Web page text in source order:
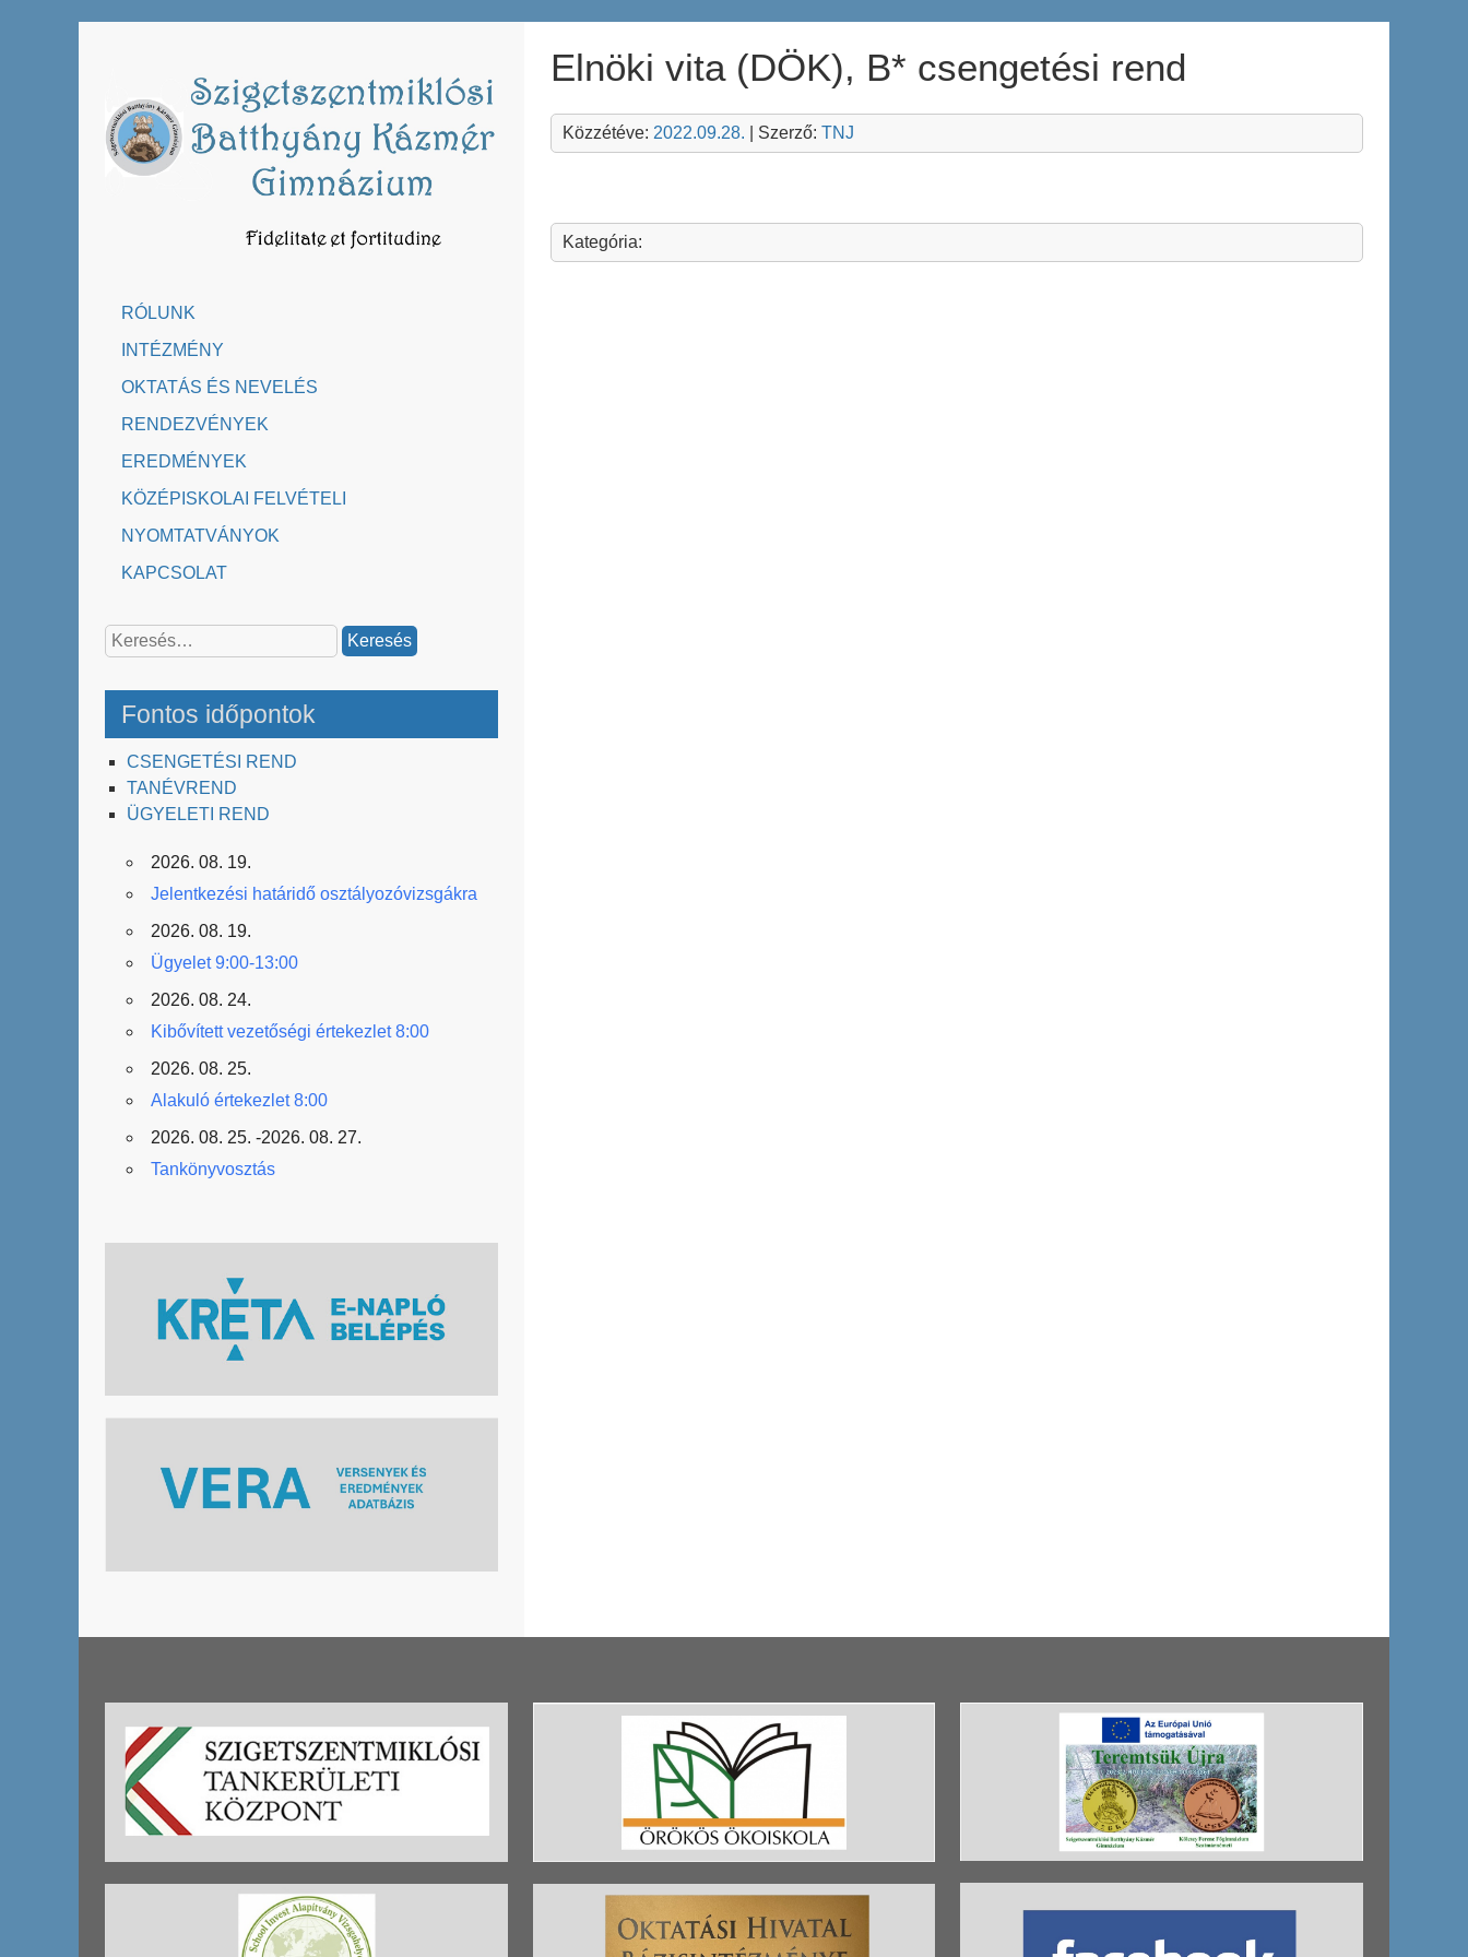
RÓLUNK
INTÉZMÉNY
OKTATÁS ÉS NEVELÉS
RENDEZVÉNYEK
EREDMÉNYEK
KÖZÉPISKOLAI FELVÉTELI
NYOMTATVÁNYOK
KAPCSOLAT
Keresés:
Fontos időpontok
CSENGETÉSI REND
TANÉVREND
ÜGYELETI REND
2026. 08. 19.
Jelentkezési határidő osztályozóvizsgákra
2026. 08. 19.
Ügyelet 9:00-13:00
2026. 08. 24.
Kibővített vezetőségi értekezlet 8:00
2026. 08. 25.
Alakuló értekezlet 8:00
2026. 08. 25. -2026. 08. 27.
Tankönyvosztás
Elnöki vita (DÖK), B* csengetési rend
Közzétéve: 2022.09.28. | Szerző: TNJ
Kategória: